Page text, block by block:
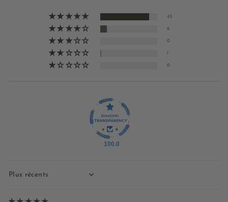
43
6
0
0
100.0
Sort by